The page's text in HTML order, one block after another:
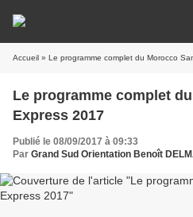
Accueil » Le programme complet du Morocco
Le programme complet
Express 2017
Publié le 08/09/2017 à 09:33
Par Grand Sud Orientation Benoît